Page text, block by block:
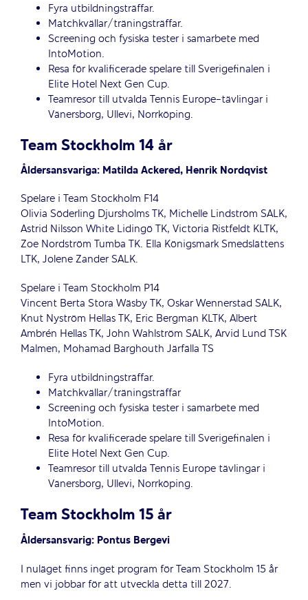
Fyra utbildningsträffar.
Matchkvällar/träningsträffar.
Screening och fysiska tester i samarbete med
IntoMotion.
Resa för kvalificerade spelare till Sverigefinalen i
Elite Hotel Next Gen Cup.
Teamresor till utvalda Tennis Europe-tävlingar i
Vänersborg, Ullevi, Norrköping.
Team Stockholm 14 år
Åldersansvariga: Matilda Ackered, Henrik Nordqvist
Spelare i Team Stockholm F14
Olivia Söderling Djursholms TK, Michelle Lindström SALK,
Astrid Nilsson White Lidingö TK, Victoria Ristfeldt KLTK,
Zoe Nordström Tumba TK. Ella Königsmark Smedslättens
LTK, Jolene Zander SALK.
Spelare i Team Stockholm P14
Vincent Berta Stora Wäsby TK, Oskar Wennerstad SALK,
Knut Nyström Hellas TK, Eric Bergman KLTK, Albert
Ambrén Hellas TK, John Wahlström SALK, Arvid Lund TSK
Malmen, Mohamad Barghouth Järfälla TS
Fyra utbildningsträffar.
Matchkvällar/träningsträffar
Screening och fysiska tester i samarbete med
IntoMotion.
Resa för kvalificerade spelare till Sverigefinalen i
Elite Hotel Next Gen Cup.
Teamresor till utvalda Tennis Europe tävlingar i
Vänersborg, Ullevi, Norrköping.
Team Stockholm 15 år
Åldersansvarig: Pontus Bergevi
I nuläget finns inget program för Team Stockholm 15 år
men vi jobbar för att utveckla detta till 2027.